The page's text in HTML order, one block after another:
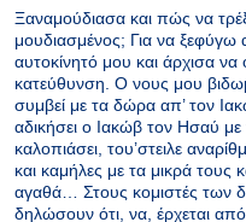
Ξαναμούδιασα και πώς να
μουδιασμένος; Για να
αυτοκίνητό μου και άρχισα
κατεύθυνση. Ο νους μου
συμβεί με τα δώρα απ’ τον
αδικήσει ο Ιακώβ τον Ησαύ με
καλοπιάσει, του’στειλε
και καμήλες με τα μικρά
αγαθά… Στους κομιστές των
δηλώσουν ότι, να, έρχεται